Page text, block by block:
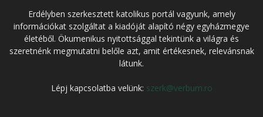
Erdélyben szerkesztett katolikus portál vagyunk, amely
információkat szolgáltat a kiadóját alapító négy egyházmegye
életéből. Ökumenikus nyitottsággal tekintünk a világra és
szeretnénk megmutatni belőle azt, amit értékesnek, relevánsnak
látunk.
Lépj kapcsolatba velünk: szerk@verbum.ro